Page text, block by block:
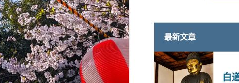
最新文章
白